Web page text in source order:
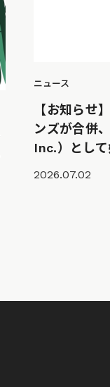
ニュース
【お知らせ
ンズが合併
Inc.）とし
2026.07.02